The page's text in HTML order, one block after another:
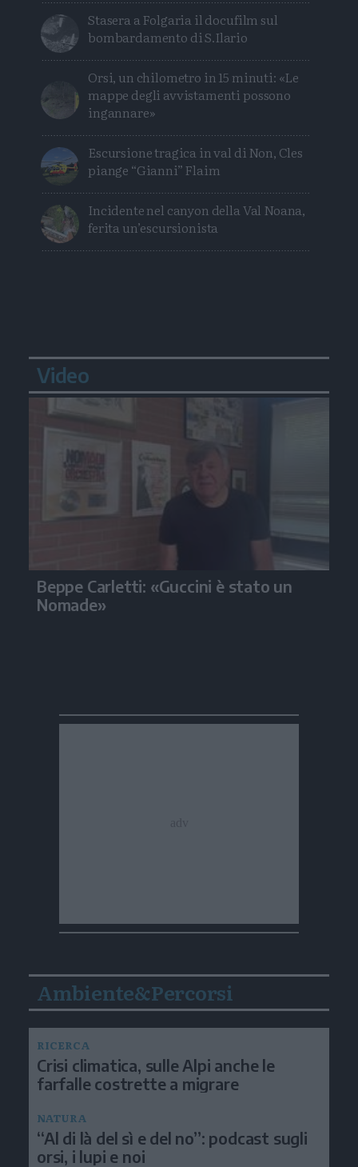
Stasera a Folgaria il docufilm sul
bombardamento di S.Ilario
Orsi, un chilometro in 15 minuti: «Le
mappe degli avvistamenti possono
ingannare»
Escursione tragica in val di Non, Cles
piange “Gianni” Flaim
Incidente nel canyon della Val Noana,
ferita un’escursionista
Video
Beppe Carletti: «Guccini è stato un
Nomade»
Ambiente&Percorsi
RICERCA
Crisi climatica, sulle Alpi anche le
farfalle costrette a migrare
NATURA
“Al di là del sì e del no”: podcast sugli
orsi, i lupi e noi